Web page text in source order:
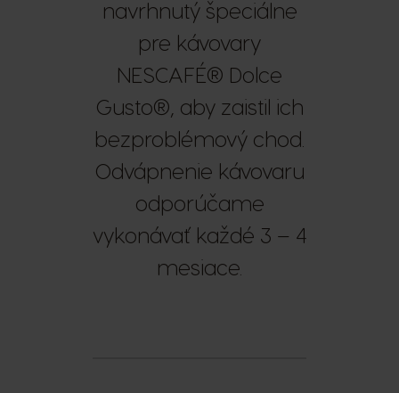
navrhnutý špeciálne
pre kávovary
NESCAFÉ® Dolce
Gusto®, aby zaistil ich
bezproblémový chod.
Odvápnenie kávovaru
odporúčame
vykonávať každé 3 – 4
mesiace.